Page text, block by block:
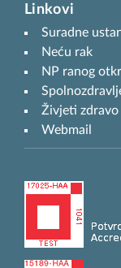
Linkovi
Suradne
Neću rak
NP ranog
Živjeti zdravo
Webmail